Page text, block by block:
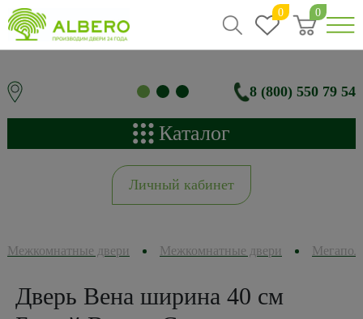
0 0
8 (800) 550 79 54
Каталог
Личный кабинет
Межкомнатные двери Межкомнатные двери
Дверь Вена ширина 40 см